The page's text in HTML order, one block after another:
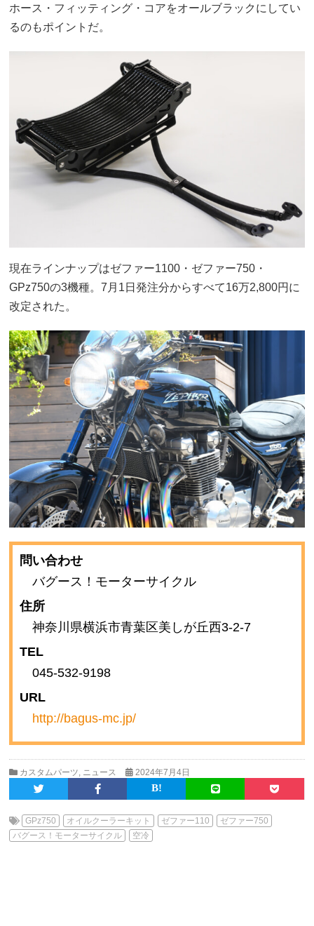
ホース・フィッティング・コアをオールブラックにしてい
るのもポイントだ。
現在ラインナップはゼファー1100・ゼファー750・
GPz750の3機種。7月1日発注分からすべて16万2,800円に
改定された。
問い合わせ
バグース！モーターサイクル
住所
神奈川県横浜市青葉区美しが丘西3-2-7
TEL
045-532-9198
URL
http://bagus-mc.jp/
カスタムパーツ, ニュース 2024年7月4日
GPz750 オイルクーラーキット ゼファー110
ゼファー750
バグース！モーターサイクル
空冷